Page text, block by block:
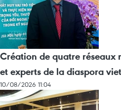
Création de quatre réseaux
et experts de la diaspora
10/08/2026 11:04